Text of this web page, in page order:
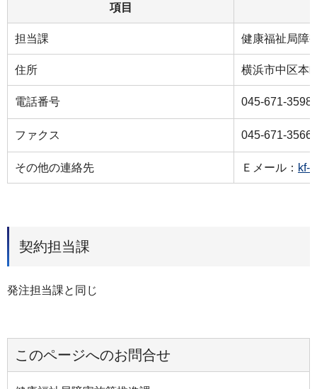
項目
担当課 健康福祉局障
住所 横浜市中区本
電話番号 045‐671‐3598
ファクス 045‐671‐3566
その他の連絡先 Ｅメール： kf-
契約担当課
発注担当課と同じ
このページへのお問合せ